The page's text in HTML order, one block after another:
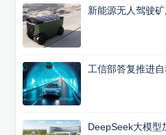
新能源无人驾驶
工信部答复推进
DeepSeek大模型